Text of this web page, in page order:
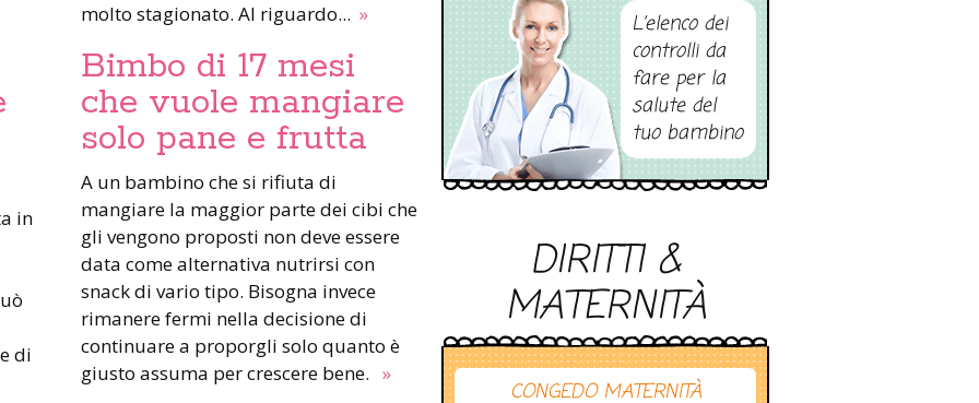
molto stagionato. Al riguardo... »
in
di
Bimbo di 17 mesi
che vuole mangiare
solo pane e frutta
A un bambino che si rifiuta di
mangiare la maggior parte dei cibi che
gli vengono proposti non deve essere
data come alternativa nutrirsi con
snack di vario tipo. Bisogna invece
rimanere fermi nella decisione di
continuare a proporgli solo quanto è
giusto assuma per crescere bene. »
L’elenco dei
controlli da
fare per la
salute del
tuo bambino
DIRITTI &
MATERNITÀ
CONGEDO MATERNITÀ